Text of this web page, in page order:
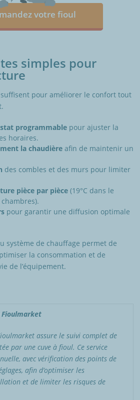
votre fioul
simples pour
pour améliorer le confort tout
programmable pour ajuster la
horaires.
la chaudière afin de maintenir un
des combles et des murs pour limiter
pièce par pièce (19°C dans le
chambres).
pour garantir une diffusion optimale
système de chauffage permet de
la consommation et de
de l’équipement.
assure le suivi complet de
par une cuve à fioul. Ce service
avec vérification des points de
afin d’optimiser les
et de limiter les risques de